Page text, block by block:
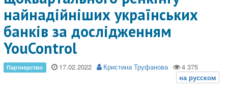
найнадійніших українських
банків за дослідженням
YouControl
17.02.2022 Кристина Труфанова